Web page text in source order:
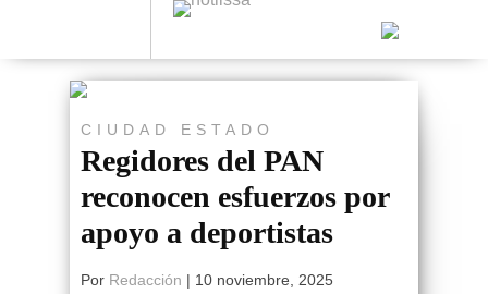
CIUDAD ESTADO
Regidores del PAN
reconocen esfuerzos por
apoyo a deportistas
Por Redacción | 10 noviembre, 2025